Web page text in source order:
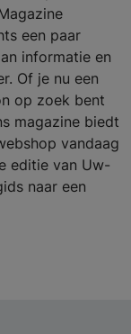
een paar
informatie en
Of je nu een
op zoek bent
magazine biedt
vandaag
editie van Uw-
naar een